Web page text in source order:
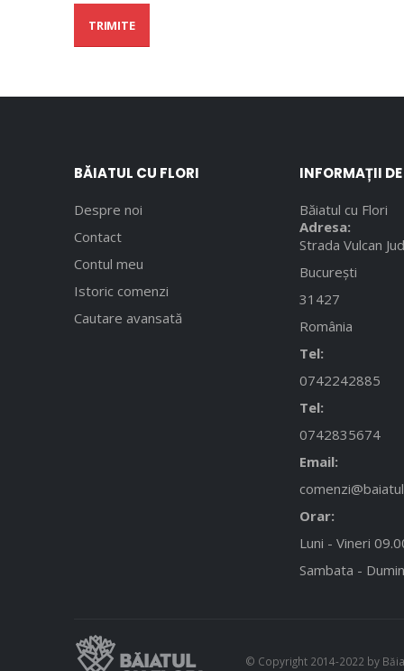
TRIMITE
BĂIATUL CU FLORI
Despre noi
Contact
Contul meu
Istoric comenzi
Cautare avansată
INFORMAȚII
Băiatul cu Flori
Adresa:
Strada Vulcan
București
31427
România
Tel:
0742242885
Tel:
0742835674
Email:
Orar:
Luni - Vineri
Sambata -
© Copyright 2014-2022 by